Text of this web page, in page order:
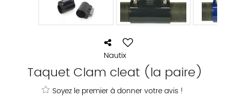
Nautix
Taquet Clam cleat (la paire)
Soyez le premier à donner votre avis !